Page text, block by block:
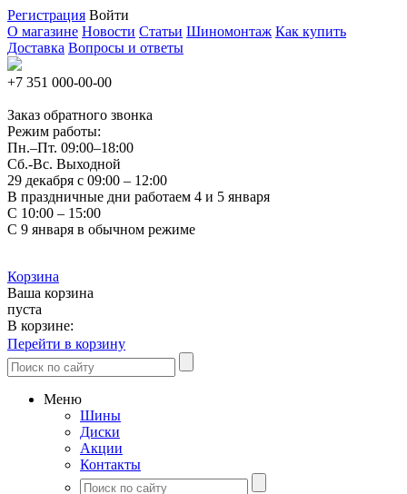
Регистрация Войти
О магазине Новости Статьи Шиномонтаж Как купить
Доставка Вопросы и ответы
+7 351 000-00-00
Заказ обратного звонка
Режим работы:
Пн.–Пт. 09:00–18:00
Сб.-Вс. Выходной
29 декабря с 09:00 – 12:00
В праздничные дни работаем 4 и 5 января
С 10:00 – 15:00
С 9 января в обычном режиме
Корзина
Ваша корзина
пуста
В корзине:
Перейти в корзину
Меню
Шины
Диски
Акции
Контакты